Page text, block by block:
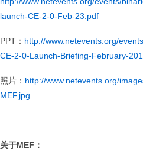
launch-CE-2-0-Feb-23.pdf
PPT： http://www.netevents.org/
CE-2-0-Launch-Briefing-February-
照片： http://www.netevents.org/
MEF.jpg
关于MEF ：